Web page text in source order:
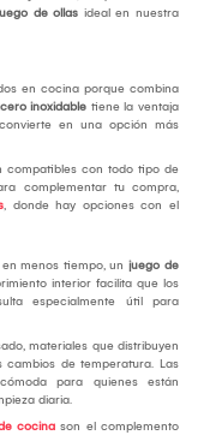
de ollas ideal en nuestra
en cocina porque combina
inoxidable tiene la ventaja
en una opción más
compatibles con todo tipo de
complementar tu compra,
, donde hay opciones con el
menos tiempo, un juego de
interior facilita que los
especialmente útil para
materiales que distribuyen
de temperatura. Las
para quienes están
diaria.
cocina son el complemento